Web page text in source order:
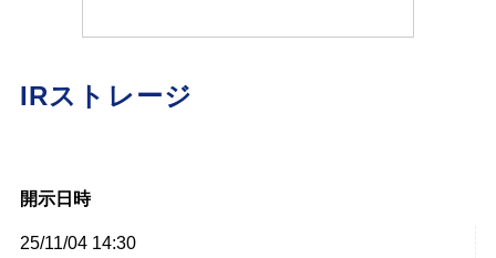
IRストレージ
開示日時
25/11/04 14:30